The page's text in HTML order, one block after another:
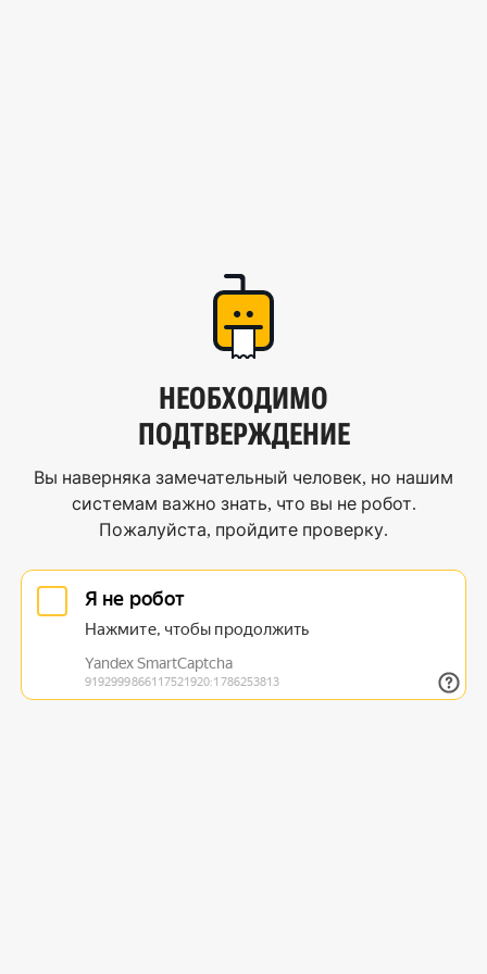
НЕОБХОДИМО
ПОДТВЕРЖДЕНИЕ
Вы наверняка замечательный человек, но нашим
системам важно знать, что вы не робот.
Пожалуйста, пройдите проверку.